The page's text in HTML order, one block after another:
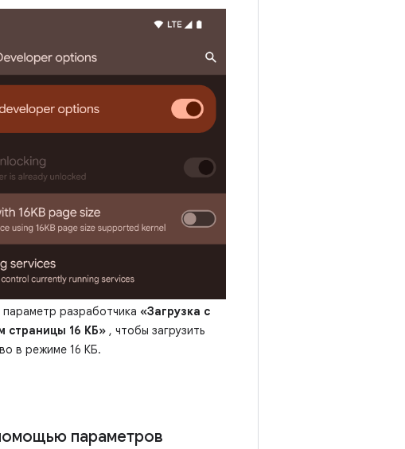
разработчика «Загрузка с
страницы 16 КБ» , чтобы загрузить
в режиме 16 КБ.
параметров